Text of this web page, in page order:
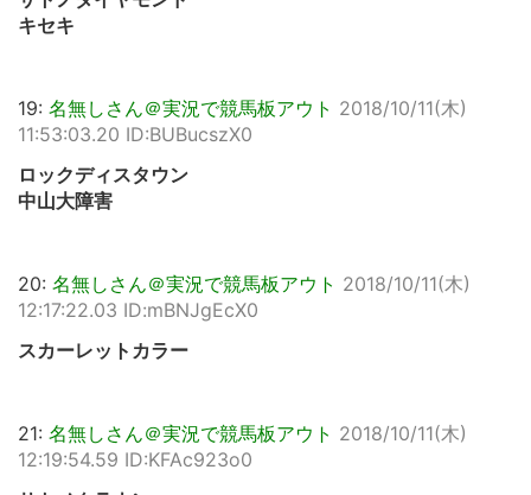
キセキ
19: 名無しさん＠実況で競馬板アウト 2018/10/11(木)
11:53:03.20 ID:BUBucszX0
ロックディスタウン
中山大障害
20: 名無しさん＠実況で競馬板アウト 2018/10/11(木)
12:17:22.03 ID:mBNJgEcX0
スカーレットカラー
21: 名無しさん＠実況で競馬板アウト 2018/10/11(木)
12:19:54.59 ID:KFAc923o0